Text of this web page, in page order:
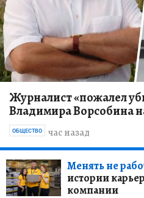
Журналист «пожалел
Владимира Ворсобина
час назад
ОБЩЕСТВО
Менять не
истории
компании